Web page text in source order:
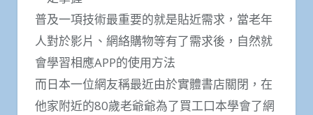
普及一項技術最重要的就是貼近需求，當老年
人對於影片、網絡購物等有了需求後，自然就
會學習相應APP的使用方法
而日本一位網友稱最近由於實體書店關閉，在
他家附近的80歲老爺爺為了買工口本學會了網